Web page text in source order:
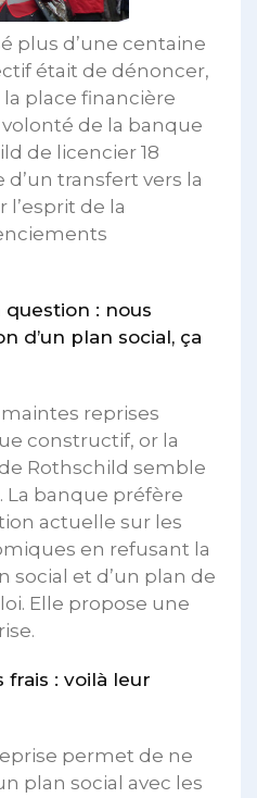
plus d’une centaine
était de dénoncer,
place financière
de la banque
de licencier 18
d’un transfert vers la
l’esprit de la
: nous
d’un plan social, ça
maintes reprises
constructif, or la
Rothschild semble
La banque préfère
actuelle sur les
en refusant la
social et d’un plan de
Elle propose une
frais : voilà leur
permet de ne
plan social avec les